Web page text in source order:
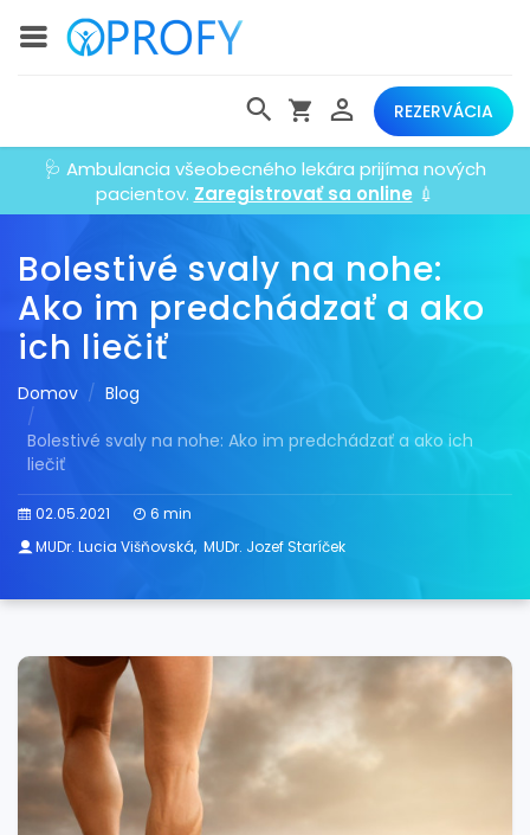
REZERVÁCIA
🩺 Ambulancia všeobecného lekára prijíma nových
pacientov. Zaregistrovať sa online 💉
Bolestivé svaly na nohe:
Ako im predchádzať a ako
ich liečiť
Domov
Blog
Bolestivé svaly na nohe: Ako im predchádzať a ako ich
liečiť
02.05.2021
6 min
MUDr. Lucia Višňovská, MUDr. Jozef Staríček